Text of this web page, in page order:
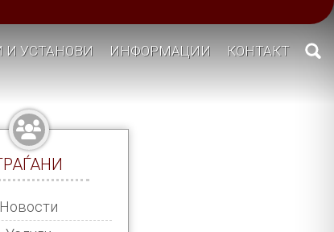
И УСТАНОВИ ИНФОРМАЦИИ КОНТАКТ
Новости